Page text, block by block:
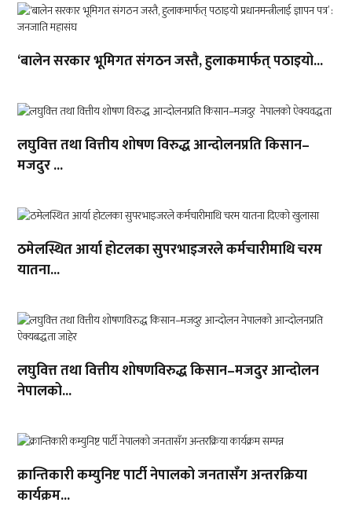
‘बालेन सरकार भूमिगत संगठन जस्तै, हुलाकमार्फत् पठाइयो...
लघुवित्त तथा वित्तीय शोषण विरुद्ध आन्दोलनप्रति किसान–
मजदुर ...
ठमेलस्थित आर्या होटलका सुपरभाइजरले कर्मचारीमाथि चरम
यातना...
लघुवित्त तथा वित्तीय शोषणविरुद्ध किसान–मजदुर आन्दोलन
नेपालको...
क्रान्तिकारी कम्युनिष्ट पार्टी नेपालको जनतासँग अन्तरक्रिया
कार्यक्रम...